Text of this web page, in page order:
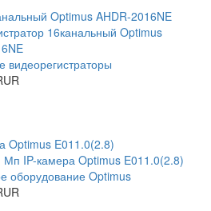
16канальный Optimus
видеорегистраторы
Мп IP-камера Optimus E011.0(2.8)
оборудование Optimus